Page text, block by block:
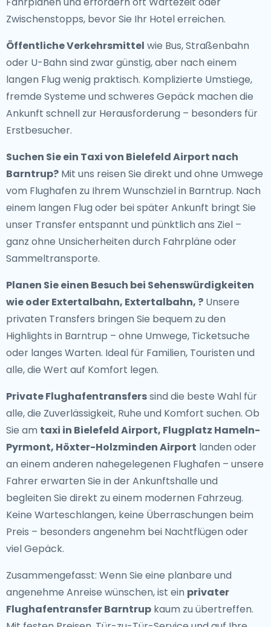
Zwischenstopps, bevor Sie Ihr Hotel erreichen.
Öffentliche Verkehrsmittel wie Bus, Straßenbahn
oder U-Bahn sind zwar günstig, aber nach einem
langen Flug wenig praktisch. Komplizierte Umstiege,
fremde Systeme und schweres Gepäck machen die
Ankunft schnell zur Herausforderung – besonders für
Erstbesucher.
Suchen Sie ein Taxi von Bielefeld Airport nach
Barntrup? Mit uns reisen Sie direkt und ohne Umwege
vom Flughafen zu Ihrem Wunschziel in Barntrup. Nach
einem langen Flug oder bei später Ankunft bringt Sie
unser Transfer entspannt und pünktlich ans Ziel –
ganz ohne Unsicherheiten durch Fahrpläne oder
Sammeltransporte.
Planen Sie einen Besuch bei Sehenswürdigkeiten
wie oder Extertalbahn, Extertalbahn, ? Unsere
privaten Transfers bringen Sie bequem zu den
Highlights in Barntrup – ohne Umwege, Ticketsuche
oder langes Warten. Ideal für Familien, Touristen und
alle, die Wert auf Komfort legen.
Private Flughafentransferssind die beste Wahl für
alle, die Zuverlässigkeit, Ruhe und Komfort suchen. Ob
Sie am taxi in Bielefeld Airport, Flugplatz Hameln-
Pyrmont, Höxter-Holzminden Airport landen oder
an einem anderen nahegelegenen Flughafen – unsere
Fahrer erwarten Sie in der Ankunftshalle und
begleiten Sie direkt zu einem modernen Fahrzeug.
Keine Warteschlangen, keine Überraschungen beim
Preis – besonders angenehm bei Nachtflügen oder
viel Gepäck.
Zusammengefasst: Wenn Sie eine planbare und
angenehme Anreise wünschen, ist ein privater
Flughafentransfer Barntrup kaum zu übertreffen.